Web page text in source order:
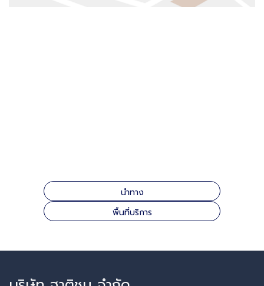
นำทาง
พื้นที่บริการ